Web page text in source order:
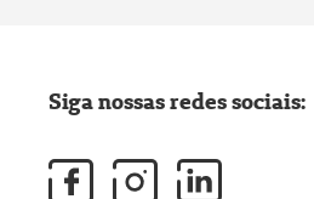
Siga nossas redes sociais: